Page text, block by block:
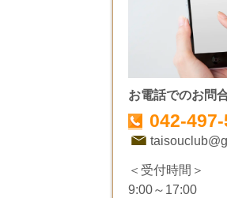
お電話でのお問
042-
＜受付時間＞
9:00～17:00